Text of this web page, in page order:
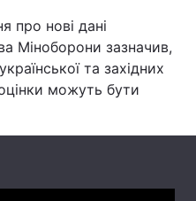
Інциденти
Туризм
про нові дані
Міноборони зазначив,
та західних
можуть бути